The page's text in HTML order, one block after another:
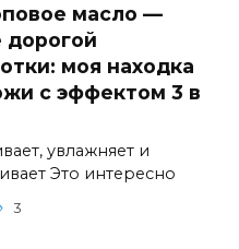
масло —
дорогой
моя находка
с эффектом 3 в
увлажняет и
Это интересно
3